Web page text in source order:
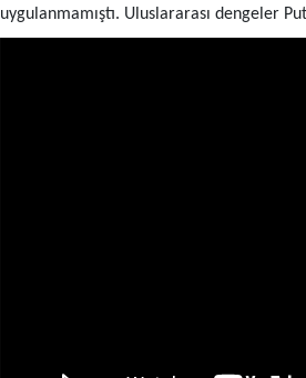
uygulanmamıştı. Uluslararası dengeler